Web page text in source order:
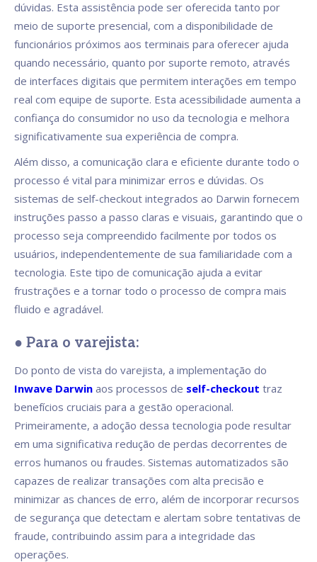
dúvidas. Esta assistência pode ser oferecida tanto por
meio de suporte presencial, com a disponibilidade de
funcionários próximos aos terminais para oferecer ajuda
quando necessário, quanto por suporte remoto, através
de interfaces digitais que permitem interações em tempo
real com equipe de suporte. Esta acessibilidade aumenta a
confiança do consumidor no uso da tecnologia e melhora
significativamente sua experiência de compra.
Além disso, a comunicação clara e eficiente durante todo o
processo é vital para minimizar erros e dúvidas. Os
sistemas de self-checkout integrados ao Darwin fornecem
instruções passo a passo claras e visuais, garantindo que o
processo seja compreendido facilmente por todos os
usuários, independentemente de sua familiaridade com a
tecnologia. Este tipo de comunicação ajuda a evitar
frustrações e a tornar todo o processo de compra mais
fluido e agradável.
● Para o varejista:
Do ponto de vista do varejista, a implementação do
Inwave Darwin aos processos de self-checkout traz
benefícios cruciais para a gestão operacional.
Primeiramente, a adoção dessa tecnologia pode resultar
em uma significativa redução de perdas decorrentes de
erros humanos ou fraudes. Sistemas automatizados são
capazes de realizar transações com alta precisão e
minimizar as chances de erro, além de incorporar recursos
de segurança que detectam e alertam sobre tentativas de
fraude, contribuindo assim para a integridade das
operações.